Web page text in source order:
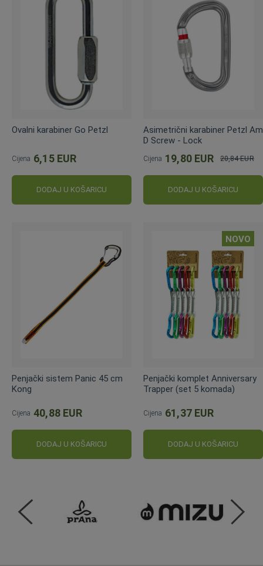
Ovalni karabiner Go Petzl
Cijena 6,15 EUR
DODAJ U KOŠARICU
Asimetrični karabiner Petzl Am
D Screw - Lock
Cijena 19,80 EUR
cijena
20,84 EUR
DODAJ U KOŠARICU
Penjački sistem Panic 45 cm
Kong
Cijena 40,88 EUR
DODAJ U KOŠARICU
NOVO
Penjački komplet Anniversary
Trapper (set 5 komada)
Cijena 61,37 EUR
DODAJ U KOŠARICU